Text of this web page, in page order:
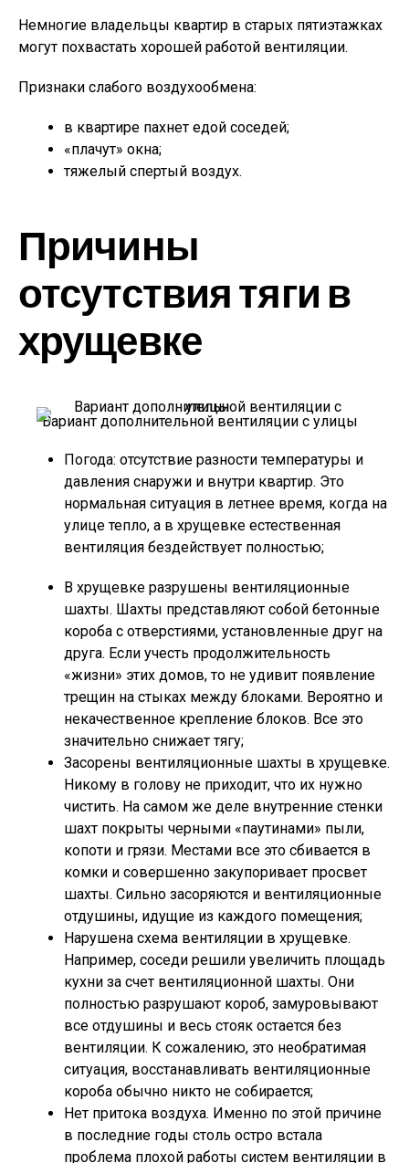
Немногие владельцы квартир в старых пятиэтажках
могут похвастать хорошей работой вентиляции.
Признаки слабого воздухообмена:
в квартире пахнет едой соседей;
«плачут» окна;
тяжелый спертый воздух.
Причины
отсутствия тяги в
хрущевке
Вариант дополнительной вентиляции с улицы
Погода: отсутствие разности температуры и
давления снаружи и внутри квартир. Это
нормальная ситуация в летнее время, когда на
улице тепло, а в хрущевке естественная
вентиляция бездействует полностью;
В хрущевке разрушены вентиляционные
шахты. Шахты представляют собой бетонные
короба с отверстиями, установленные друг на
друга. Если учесть продолжительность
«жизни» этих домов, то не удивит появление
трещин на стыках между блоками. Вероятно и
некачественное крепление блоков. Все это
значительно снижает тягу;
Засорены вентиляционные шахты в хрущевке.
Никому в голову не приходит, что их нужно
чистить. На самом же деле внутренние стенки
шахт покрыты черными «паутинами» пыли,
копоти и грязи. Местами все это сбивается в
комки и совершенно закупоривает просвет
шахты. Сильно засоряются и вентиляционные
отдушины, идущие из каждого помещения;
Нарушена схема вентиляции в хрущевке.
Например, соседи решили увеличить площадь
кухни за счет вентиляционной шахты. Они
полностью разрушают короб, замуровывают
все отдушины и весь стояк остается без
вентиляции. К сожалению, это необратимая
ситуация, восстанавливать вентиляционные
короба обычно никто не собирается;
Нет притока воздуха. Именно по этой причине
в последние годы столь остро встала
проблема плохой работы систем вентиляции в